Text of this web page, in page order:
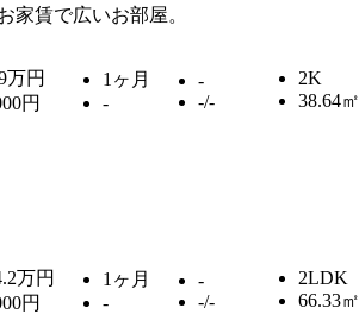
家賃で広いお部屋。
万円
円
1ヶ月
-
-
-/-
2K
38.64㎡
万円
円
1ヶ月
-
-
-/-
2LDK
66.33㎡